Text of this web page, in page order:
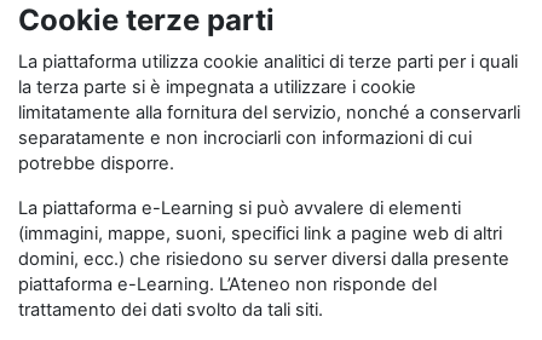
Cookie terze parti
La piattaforma utilizza cookie analitici di terze parti per i quali
la terza parte si è impegnata a utilizzare i cookie
limitatamente alla fornitura del servizio, nonché a conservarli
separatamente e non incrociarli con informazioni di cui
potrebbe disporre.
La piattaforma e-Learning si può avvalere di elementi
(immagini, mappe, suoni, specifici link a pagine web di altri
domini, ecc.) che risiedono su server diversi dalla presente
piattaforma e-Learning. L’Ateneo non risponde del
trattamento dei dati svolto da tali siti.